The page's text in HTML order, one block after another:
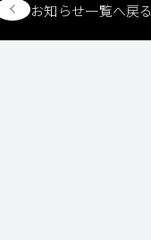
お知らせ一覧へ戻る